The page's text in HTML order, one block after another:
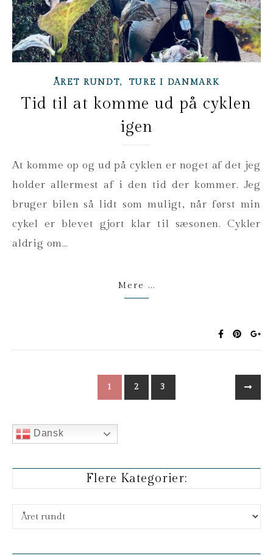
ÅRET RUNDT, TURE I DANMARK
Tid til at komme ud på cyklen
igen
At komme op og ud på cyklen er noget af det jeg
holder allermest af i den tid der kommer. Jeg
bruger bilen så lidt som muligt, når først min
cykel er blevet gjort klar til sæsonen. Cykler
aldrig om…
Mere ...
1 2 3
Dansk
Flere Kategorier:
Flere kategorier: